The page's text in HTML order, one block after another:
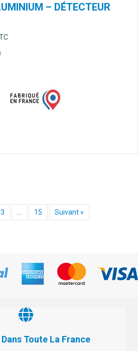
– DÉTECTEUR
3 15 Suivant »
Toute La France